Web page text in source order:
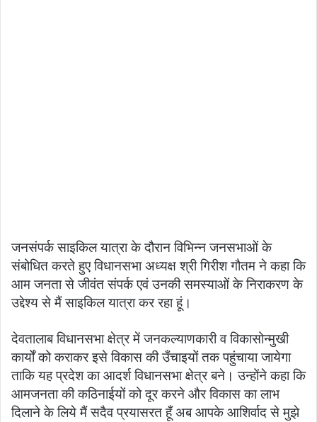
जनसंपर्क साइकिल यात्रा के दौरान विभिन्न जनसभाओं के
संबोधित करते हुए विधानसभा अध्यक्ष श्री गिरीश गौतम ने कहा कि
आम जनता से जीवंत संपर्क एवं उनकी समस्याओं के निराकरण के
उद्देश्य से मैं साइकिल यात्रा कर रहा हूं।
देवतालाब विधानसभा क्षेत्र में जनकल्याणकारी व विकासोन्मुखी
कार्यों को कराकर इसे विकास की उँचाइयों तक पहुंचाया जायेगा
ताकि यह प्रदेश का आदर्श विधानसभा क्षेत्र बने। उन्होंने कहा कि
आमजनता की कठिनाईयों को दूर करने और विकास का लाभ
दिलाने के लिये मैं सदैव प्रयासरत हूँ अब आपके आशिर्वाद से मुझे